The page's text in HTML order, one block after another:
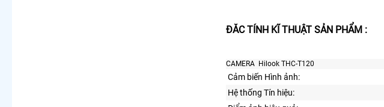
ĐĂC TÍNH KĨ THUẬT SẢN PHẨM :
CAMERA Hilook THC-T120
Cảm biến Hình ảnh:
Hệ thống Tín hiệu: